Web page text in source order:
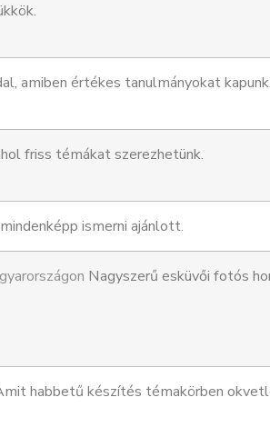
amiben értékes tanulmányokat
friss témákat szerezhetünk.
ismerni ajánlott.
Nagyszerű esküvői fotós
habbetű készítés témakörben